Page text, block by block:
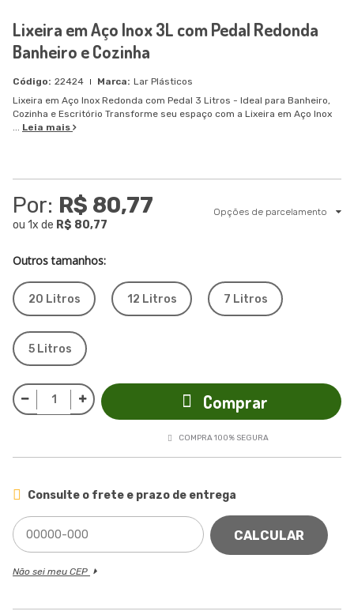
Lixeira em Aço Inox 3L com Pedal Redonda
Banheiro e Cozinha
22424
Lar Plásticos
Lixeira em Aço Inox Redonda com Pedal 3 Litros - Ideal para Banheiro,
Cozinha e Escritório Transforme seu espaço com a Lixeira em Aço Inox
... Leia mais
Por: R$ 80,77
ou 1x de R$ 80,77
Opções de parcelamento
Outros tamanhos:
20 Litros 12 Litros 7 Litros
5 Litros
Comprar
COMPRA 100% SEGURA
Consulte o frete e prazo de entrega
CALCULAR
Não sei meu CEP